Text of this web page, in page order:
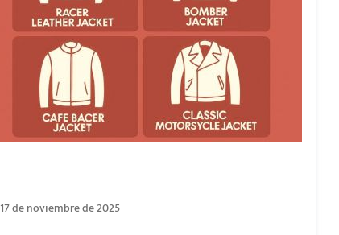
17 de noviembre de 2025